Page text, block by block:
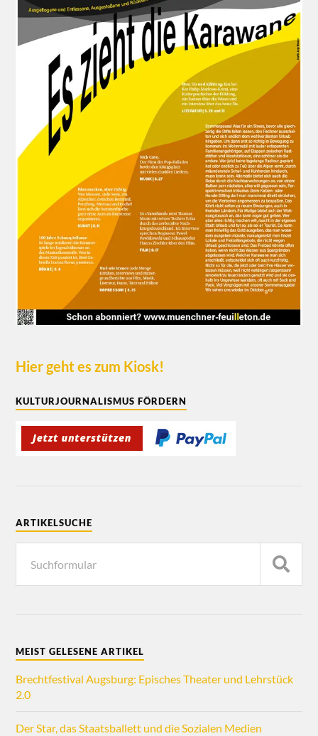
Hier geht es zum Kiosk!
KULTURJOURNALISMUS FÖRDERN
ARTIKELSUCHE
MEIST GELESENE ARTIKEL
Brechtfestival Augsburg: Episches Theater und Lehrstück
2.0
Der Star, das Staatsballett und die Sozialen Medien